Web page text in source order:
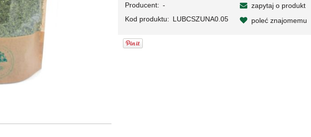
Producent: -
Kod produktu: LUBCSZUNA0.05
zapytaj o produkt
poleć znajomemu